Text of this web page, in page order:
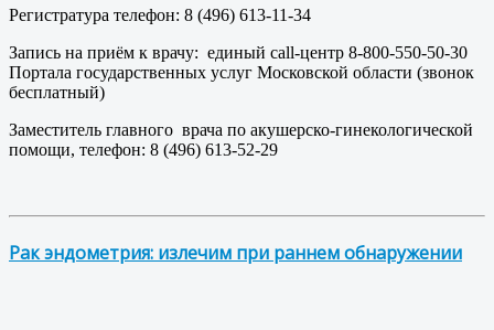
Регистратура телефон: 8 (496) 613-11-34
Запись на приём к врачу: единый сall-центр 8-800-550-50-30
Портала государственных услуг Московской области (звонок
бесплатный)
Заместитель главного врача по акушерско-гинекологической
помощи, телефон: 8 (496) 613-52-29
Рак эндометрия: излечим при раннем обнаружении